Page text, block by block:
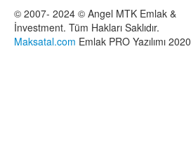
© 2007- 2024 © Angel MTK Emlak &
İnvestment. Tüm Hakları Saklıdır.
Maksatal.com Emlak PRO Yazılımı 2020